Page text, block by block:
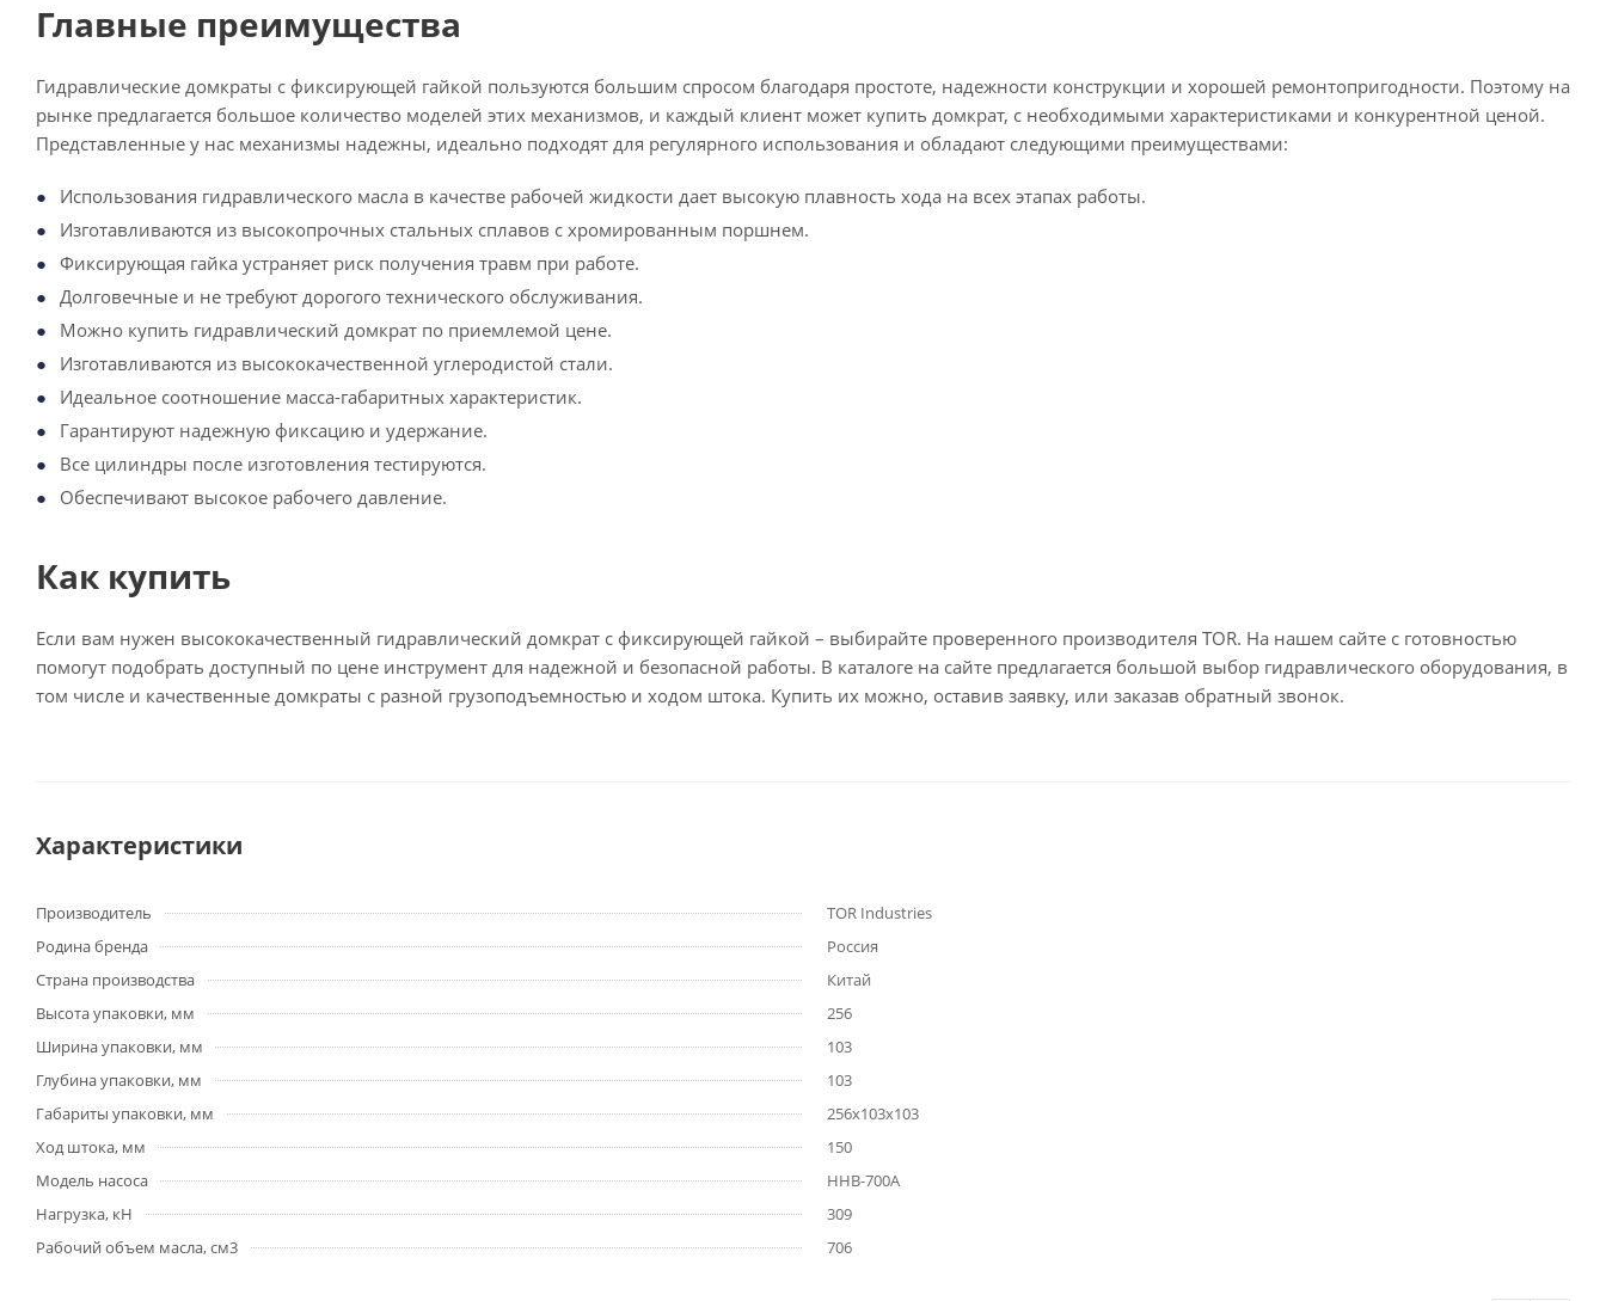
Главные преимущества
Гидравлические домкраты с фиксирующей гайкой пользуются большим спросом благодаря простоте, надежности конструкции и хорошей ремонтопригодности. Поэтому на
рынке предлагается большое количество моделей этих механизмов, и каждый клиент может купить домкрат, с необходимыми характеристиками и конкурентной ценой.
Представленные у нас механизмы надежны, идеально подходят для регулярного использования и обладают следующими преимуществами:
Использования гидравлического масла в качестве рабочей жидкости дает высокую плавность хода на всех этапах работы.
Изготавливаются из высокопрочных стальных сплавов с хромированным поршнем.
Фиксирующая гайка устраняет риск получения травм при работе.
Долговечные и не требуют дорогого технического обслуживания.
Можно купить гидравлический домкрат по приемлемой цене.
Изготавливаются из высококачественной углеродистой стали.
Идеальное соотношение масса-габаритных характеристик.
Гарантируют надежную фиксацию и удержание.
Все цилиндры после изготовления тестируются.
Обеспечивают высокое рабочего давление.
Как купить
Если вам нужен высококачественный гидравлический домкрат с фиксирующей гайкой – выбирайте проверенного производителя TOR. На нашем сайте с готовностью
помогут подобрать доступный по цене инструмент для надежной и безопасной работы. В каталоге на сайте предлагается большой выбор гидравлического оборудования, в
том числе и качественные домкраты с разной грузоподъемностью и ходом штока. Купить их можно, оставив заявку, или заказав обратный звонок.
Характеристики
Производитель
TOR Industries
Родина бренда
Россия
Страна производства
Китай
Высота упаковки, мм
256
Ширина упаковки, мм
103
Глубина упаковки, мм
103
Габариты упаковки, мм
256х103х103
Ход штока, мм
150
Модель насоса
HHB-700A
Нагрузка, кН
309
Рабочий объем масла, см3
706